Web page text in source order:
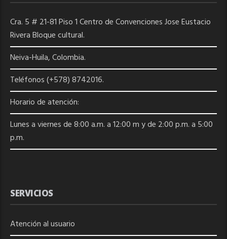
Cra. 5 # 21-81 Piso 1 Centro de Convenciones Jose Eustacio
Rivera Bloque cultural.
Neiva-Huila, Colombia.
Teléfonos (+578) 8742016.
Horario de atención:
Lunes a viernes de 8:00 a.m. a 12:00 m y de 2:00 p.m. a 5:00
p.m.
SERVICIOS
Atención al usuario